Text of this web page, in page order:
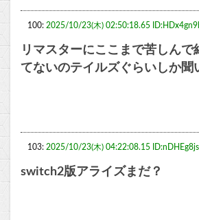
100: 2025/10/23(木) 02:50:18.65
リマスターにここまで苦しんで
てないのテイルズぐらいしか聞
103: 2025/10/23(木) 04:22:08.15
switch2版アライズまだ？